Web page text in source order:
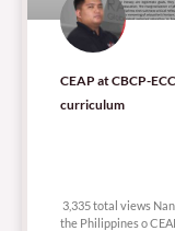
CEAP at CBCP-
curriculum
3,335 total views
the Philippines o